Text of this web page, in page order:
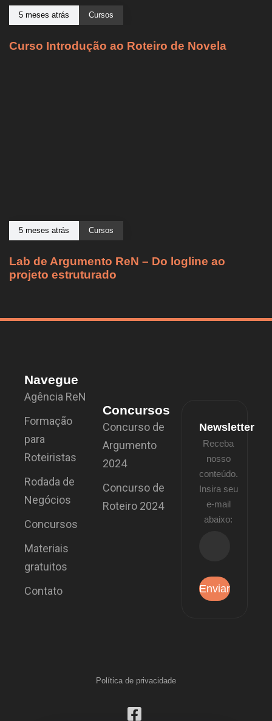
5 meses atrás Cursos
Curso Introdução ao Roteiro de Novela
5 meses atrás Cursos
Lab de Argumento ReN – Do logline ao
projeto estruturado
Navegue
Agência ReN
Formação
para
Roteiristas
Rodada de
Negócios
Concursos
Materiais
gratuitos
Contato
Concursos
Concurso de
Argumento
2024
Concurso de
Roteiro 2024
Newsletter
Receba
nosso
conteúdo.
Insira seu
e-mail
abaixo:
Política de privacidade